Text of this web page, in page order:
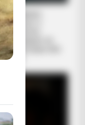
Ο «Μαύρος
Ιππότης» ο
εξωγήινος
δορυφόρος σε
τροχιά γύρω από
τη Γη...